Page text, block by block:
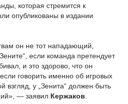
которая стремится к
опубликованы в издании
он не тот нападающий,
если команда претендует
и это здорово, что он
говорить именно об игровых
взгляд, у „Зенита“ должен быть
— заявил Кержаков